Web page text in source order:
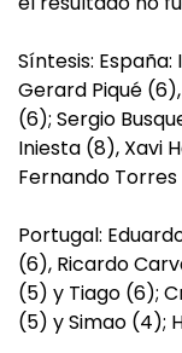
Síntesis:
Gerard Piqué
(6); Sergio
Iniesta (8), Xavi
Fernando Torres
Portugal:
(6), Ricardo
(5) y Tiago (6);
(5) y Simao (4);